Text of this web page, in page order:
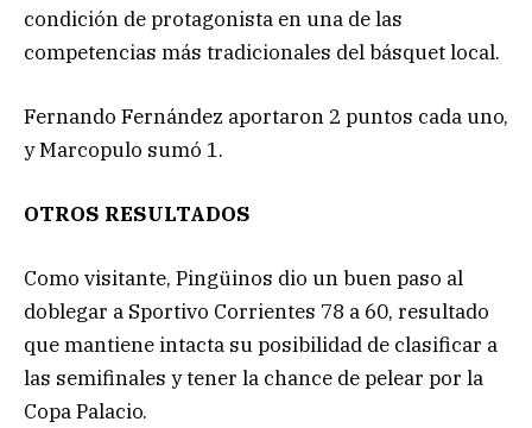
condición de protagonista en una de las
competencias más tradicionales del básquet local.
Fernando Fernández aportaron 2 puntos cada uno,
y Marcopulo sumó 1.
OTROS RESULTADOS
Como visitante, Pingüinos dio un buen paso al
doblegar a Sportivo Corrientes 78 a 60, resultado
que mantiene intacta su posibilidad de clasificar a
las semifinales y tener la chance de pelear por la
Copa Palacio.